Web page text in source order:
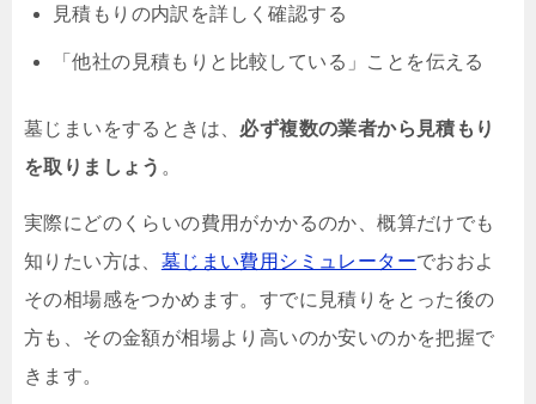
見積もりの内訳を詳しく確認する
「他社の見積もりと比較している」ことを伝える
墓じまいをするときは、 必ず複数の業者から見積もり
を取りましょう 。
実際にどのくらいの費用がかかるのか、概算だけでも
知りたい方は、 墓じまい費用シミュレーターでおおよ
その相場感をつかめます。すでに見積りをとった後の
方も、その金額が相場より高いのか安いのかを把握で
きます。